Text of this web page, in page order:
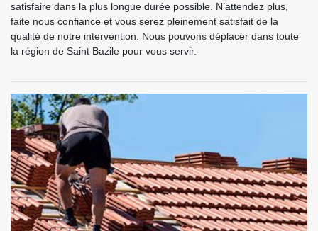
satisfaire dans la plus longue durée possible. N’attendez plus,
faite nous confiance et vous serez pleinement satisfait de la
qualité de notre intervention. Nous pouvons déplacer dans toute
la région de Saint Bazile pour vous servir.